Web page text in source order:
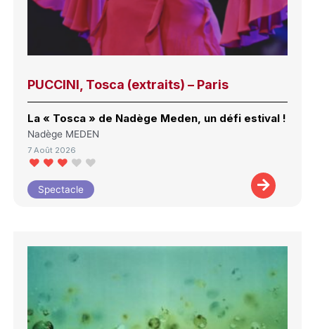
PUCCINI, Tosca (extraits) – Paris
La « Tosca » de Nadège Meden, un défi estival !
Nadège MEDEN
7 Août 2026
Spectacle